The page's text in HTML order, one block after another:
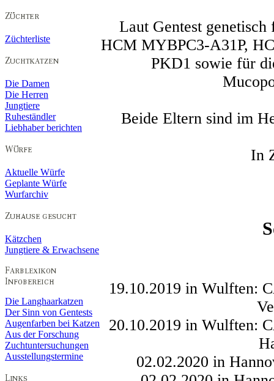
Züchterliste
Die Damen
Die Herren
Jungtiere
Ruheständler
Liebhaber berichten
Aktuelle Würfe
Geplante Würfe
Wurfarchiv
Kätzchen
Jungtiere & Erwachsene
Die Langhaarkatzen
Der Sinn von Gentests
Augenfarben bei Katzen
Aus der Forschung
Zuchtuntersuchungen
Ausstellungstermine
Laut Gentest
HCM MYBPC3-A31P,
PKD1 sowie für
Beide Eltern sind im
In
19.10.2019 in Wulften:
20.10.2019 in Wulften:
02.02.2020 in